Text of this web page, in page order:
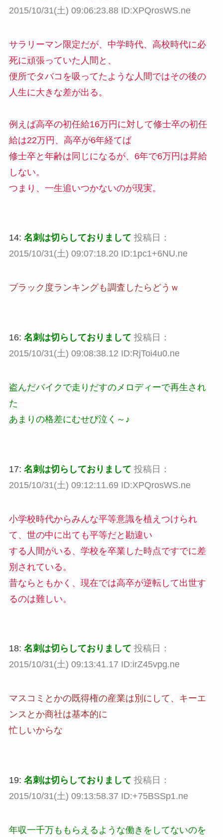
2015/10/31(土) 09:06:23.88 ID:XPQrosWS.ne
サラリーマン限定だが、中学時代、高校時代に必
死に頑張っていた人間と、
便所でタバコを吸ってたような人間ではその後の
人生に大きな差が出る。
例えば高卒の初任給16万円に対して修士卒の初任
給は22万円、高卒が6年経てば
修士卒と年齢は同じになるが、6年で6万円は昇給
しない。
つまり、一生追いつかないのが現実。
14: 名刺は切らしておりまして 投稿日：
2015/10/31(土) 09:07:18.20 ID:1pc1+6NU.ne
ブラック度ランキングも調査したらどうｗ
16: 名刺は切らしておりまして 投稿日：
2015/10/31(土) 09:08:38.12 ID:RjToi4u0.ne
盗んだバイクで走りだすのメロディーで再生され
た
あまりの格差にむせび泣く～♪
17: 名刺は切らしておりまして 投稿日：
2015/10/31(土) 09:12:11.69 ID:XPQrosWS.ne
小学校時代からみんな平等意識を植えつけられ
て、世の中に出ても平等だと勘違い
する人間がいる、学校を卒業した時点ですでに差
別されている。
昔ならともかく、現在では高卒が逆転して出世す
るのは難しい。
18: 名刺は切らしておりまして 投稿日：
2015/10/31(土) 09:13:41.17 ID:irZ45vpg.ne
マスコミとかの既得権の産業は別にして、キーエ
ンスとか商社は基本的に
忙しいからな
19: 名刺は切らしておりまして 投稿日：
2015/10/31(土) 09:13:58.37 ID:+75BSSp1.ne
年収一千万ももらえるような働きをしてないのを